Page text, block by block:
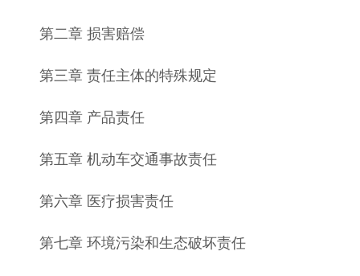
第二章 损害赔偿
第三章 责任主体的特殊规定
第四章 产品责任
第五章 机动车交通事故责任
第六章 医疗损害责任
第七章 环境污染和生态破坏责任